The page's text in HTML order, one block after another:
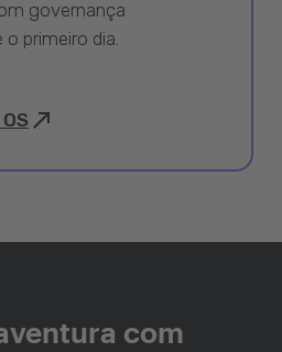
governança
primeiro dia.
com